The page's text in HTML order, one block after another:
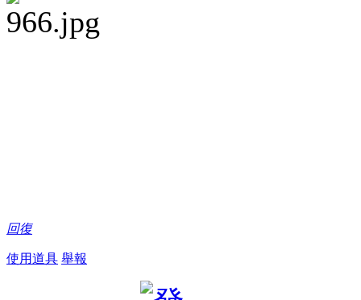
回復
使用道具 舉報